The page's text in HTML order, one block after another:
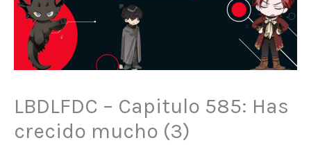
LBDLFDC – Capitulo 585: Has
crecido mucho (3)